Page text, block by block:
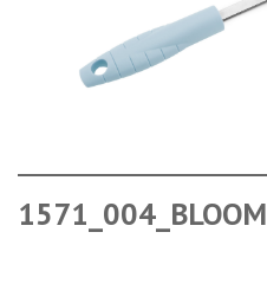
1571_004_BLOOM